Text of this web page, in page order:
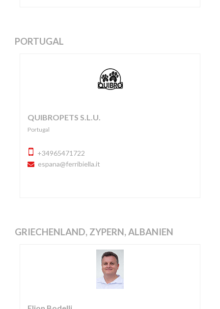
PORTUGAL
QUIBROPETS S.L.U.
Portugal
+34965471722
espana@ferribiella.it
GRIECHENLAND, ZYPERN, ALBANIEN